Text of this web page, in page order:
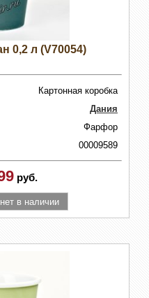
0,2 л (V70054)
Картонная коробка
Дания
Фарфор
00009589
руб.